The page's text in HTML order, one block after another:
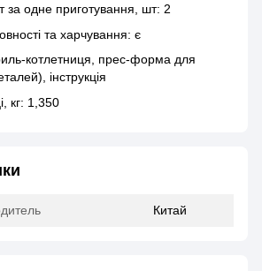
за одне приготування, шт: 2
та харчування: є
котлетниця, прес-форма для
інструкція
кг: 1,350
Китай